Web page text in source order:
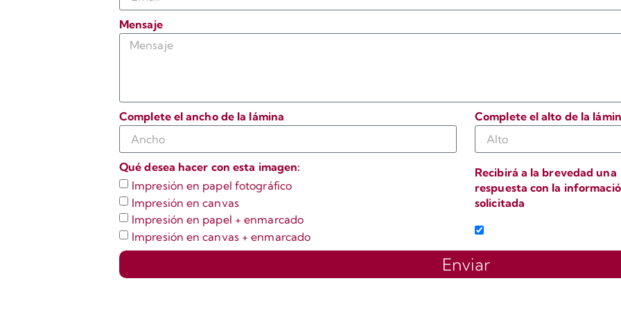
Mensaje
Complete el ancho de la lámina Complete el alto de la
Qué desea hacer con esta imagen:
Impresión en papel fotográfico
Impresión en canvas
Impresión en papel + enmarcado
Impresión en canvas + enmarcado
Recibirá a la brevedad una
respuesta con la
solicitada
Enviar